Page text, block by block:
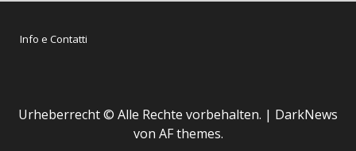
Info e Contatti
Urheberrecht © Alle Rechte vorbehalten. | DarkNews
von AF themes.